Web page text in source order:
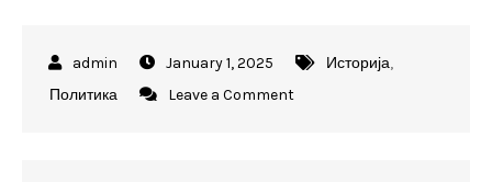
January 1, 2025 Историја,
Политика
Leave a Comment